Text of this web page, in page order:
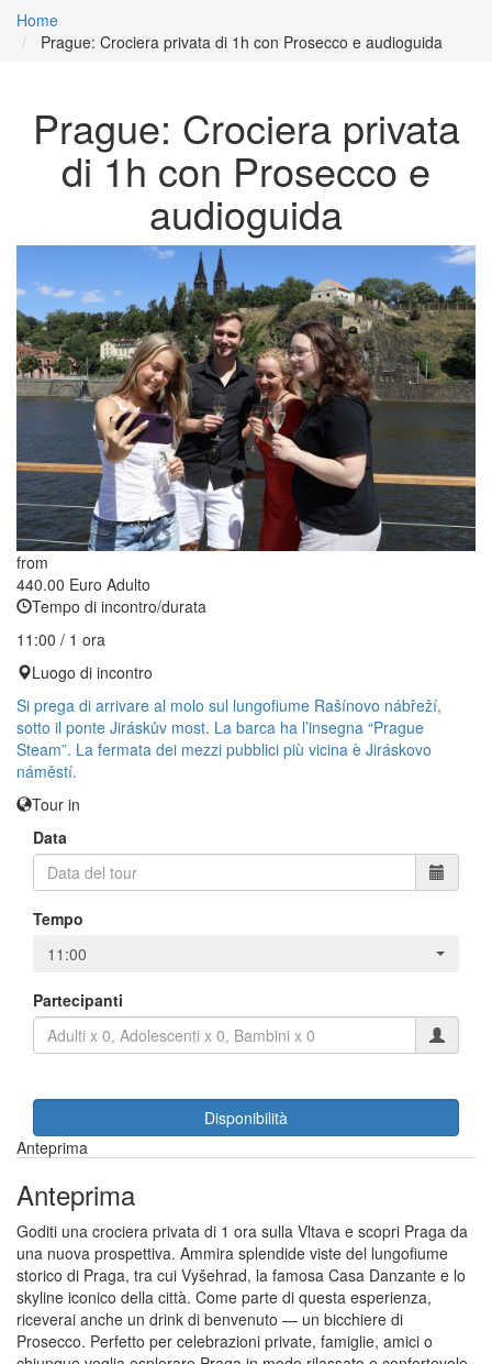
Home
Prague: Crociera privata di 1h con Prosecco e audioguida
Prague: Crociera privata
di 1h con Prosecco e
audioguida
from
440.00 Euro Adulto
Tempo di incontro/durata
11:00 / 1 ora
Luogo di incontro
Si prega di arrivare al molo sul lungofiume Rašínovo nábřeží,
sotto il ponte Jiráskův most. La barca ha l’insegna “Prague
Steam”. La fermata dei mezzi pubblici più vicina è Jiráskovo
náměstí.
Tour in
Data
Tempo
11:00
Partecipanti
Disponibilità
Anteprima
Anteprima
Goditi una crociera privata di 1 ora sulla Vltava e scopri Praga da
una nuova prospettiva. Ammira splendide viste del lungofiume
storico di Praga, tra cui Vyšehrad, la famosa Casa Danzante e lo
skyline iconico della città. Come parte di questa esperienza,
riceverai anche un drink di benvenuto — un bicchiere di
Prosecco. Perfetto per celebrazioni private, famiglie, amici o